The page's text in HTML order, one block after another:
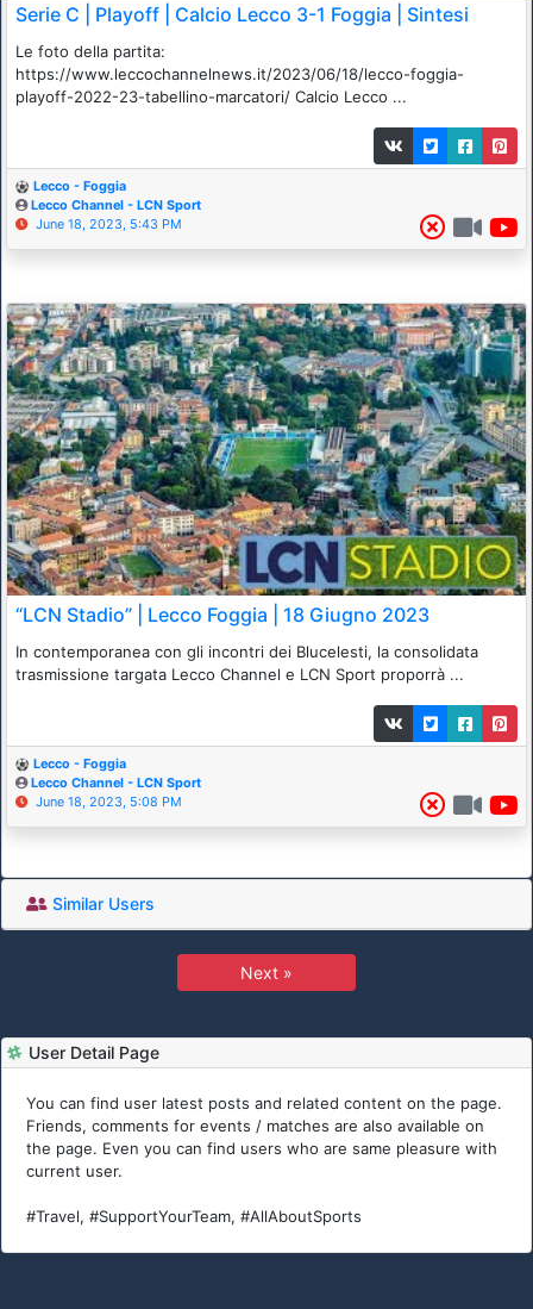
Serie C | Playoff | Calcio Lecco 3-1 Foggia | Sintesi
Le foto della partita:
https://www.leccochannelnews.it/2023/06/18/lecco-foggia-
playoff-2022-23-tabellino-marcatori/ Calcio Lecco ...
Lecco - Foggia
Lecco Channel - LCN Sport
June 18, 2023, 5:43 PM
“LCN Stadio” | Lecco Foggia | 18 Giugno 2023
In contemporanea con gli incontri dei Blucelesti, la consolidata
trasmissione targata Lecco Channel e LCN Sport proporrà ...
Lecco - Foggia
Lecco Channel - LCN Sport
June 18, 2023, 5:08 PM
Similar Users
Next »
User Detail Page
You can find user latest posts and related content on the page.
Friends, comments for events / matches are also available on
the page. Even you can find users who are same pleasure with
current user.
#Travel, #SupportYourTeam, #AllAboutSports